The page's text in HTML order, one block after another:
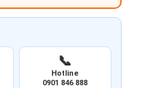
📞
Hotline
0901 846 888